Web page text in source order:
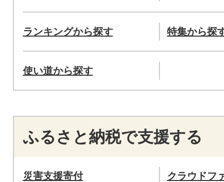
ランキングから探す 特集から探
使い道から探す
ふるさと納税で支援する
災害支援寄付 クラウドフ